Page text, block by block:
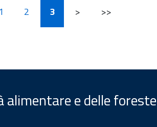
1 2 3 > >>
e delle foreste